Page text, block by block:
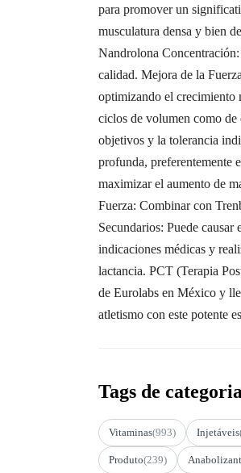
para promover un
musculatura densa y bien
Nandrolona
calidad. Mejora de la
optimizando el crecimiento
ciclos de volumen como
objetivos y la tolerancia
profunda, preferentemente
maximizar el aumento de
Fuerza: Combinar con
Secundarios: Puede
indicaciones médicas y
lactancia. PCT (Terapia
de Eurolabs en México y
atletismo con este potente
Tags de
Vitaminas(993) Injetáveis
Produto(239)